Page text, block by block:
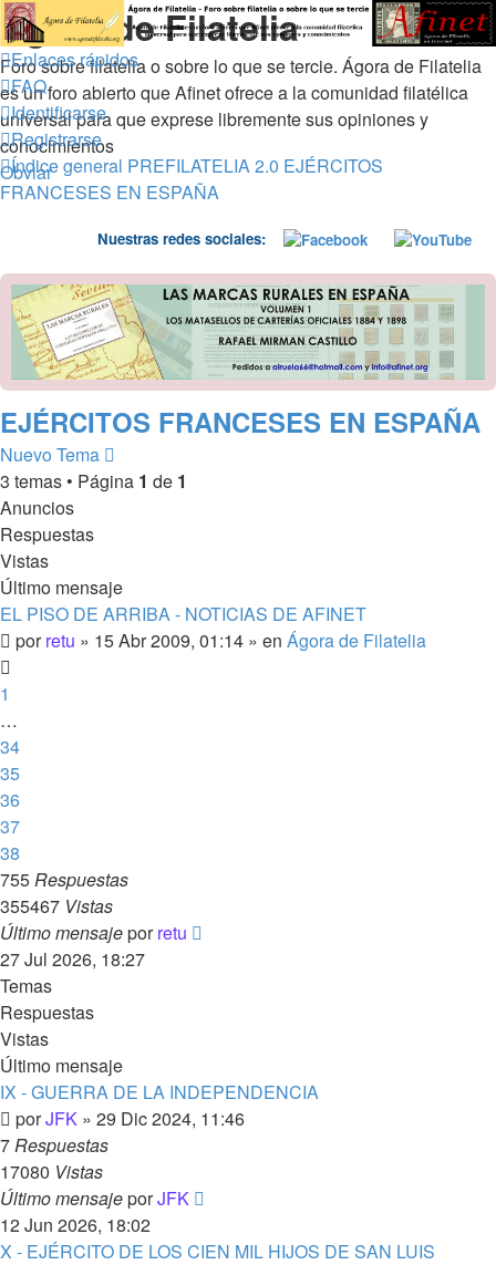
Ágora de Filatelia
Foro sobre filatelia o sobre lo que se tercie. Ágora de Filatelia
es un foro abierto que Afinet ofrece a la comunidad filatélica
universal para que exprese libremente sus opiniones y
conocimientos
Obviar
Enlaces rápidos
FAQ
Identificarse
Registrarse
Índice general PREFILATELIA 2.0 EJÉRCITOS
FRANCESES EN ESPAÑA
Nuestras redes sociales:
EJÉRCITOS FRANCESES EN ESPAÑA
Nuevo Tema
3 temas • Página 1 de 1
Anuncios
Respuestas
Vistas
Último mensaje
EL PISO DE ARRIBA - NOTICIAS DE AFINET
porretu » 15 Abr 2009, 01:14 » en Ágora de Filatelia
1
…
34
35
36
37
38
755Respuestas
355467 Vistas
Último mensajeporretu
27 Jul 2026, 18:27
Temas
Respuestas
Vistas
Último mensaje
IX - GUERRA DE LA INDEPENDENCIA
porJFK » 29 Dic 2024, 11:46
7Respuestas
17080 Vistas
Último mensajeporJFK
12 Jun 2026, 18:02
X - EJÉRCITO DE LOS CIEN MIL HIJOS DE SAN LUIS